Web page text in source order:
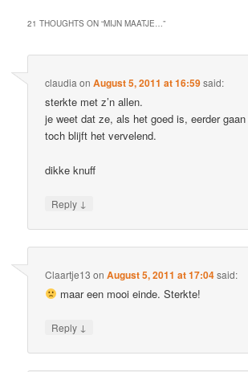
21 THOUGHTS ON “MIJN MAATJE…”
claudia onAugust 5, 2011 at 16:59said:
sterkte met z’n allen.
je weet dat ze, als het goed is, eerder
toch blijft het vervelend.
dikke knuff
Reply ↓
Claartje13 onAugust 5, 2011 at 17:04said:
maar een mooi einde. Sterkte!
Reply ↓